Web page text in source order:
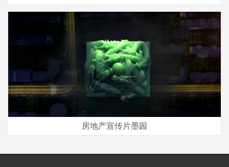
房地产宣传片墨园